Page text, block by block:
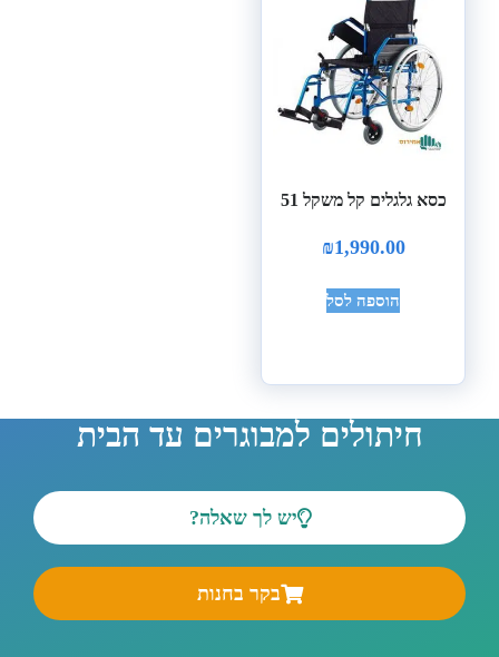
כסא גלגלים קל משקל 51
₪1,990.00
הוספה לסל
חיתולים למבוגרים עד הבית
יש לך שאלה?
בקר בחנות